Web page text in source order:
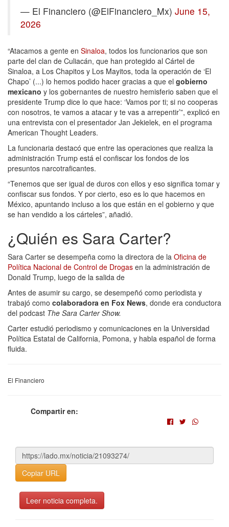
— El Financiero (@ElFinanciero_Mx) June 15,
2026
“Atacamos a gente en Sinaloa, todos los funcionarios que son
parte del clan de Culiacán, que han protegido al Cártel de
Sinaloa, a Los Chapitos y Los Mayitos, toda la operación de ‘El
Chapo’ (...) lo hemos podido hacer gracias a que el gobierno
mexicano y los gobernantes de nuestro hemisferio saben que el
presidente Trump dice lo que hace: ‘Vamos por ti; si no cooperas
con nosotros, te vamos a atacar y te vas a arrepentir’”, explicó en
una entrevista con el presentador Jan Jekielek, en el programa
American Thought Leaders.
La funcionaria destacó que entre las operaciones que realiza la
administración Trump está el confiscar los fondos de los
presuntos narcotraficantes.
“Tenemos que ser igual de duros con ellos y eso significa tomar y
confiscar sus fondos. Y por cierto, eso es lo que hacemos en
México, apuntando incluso a los que están en el gobierno y que
se han vendido a los cárteles”, añadió.
¿Quién es Sara Carter?
Sara Carter se desempeña como la directora de la Oficina de
Política Nacional de Control de Drogas en la administración de
Donald Trump, luego de la salida de
Antes de asumir su cargo, se desempeñó como periodista y
trabajó como colaboradora en Fox News, donde era conductora
del podcast The Sara Carter Show.
Carter estudió periodismo y comunicaciones en la Universidad
Política Estatal de California, Pomona, y habla español de forma
fluida.
El Financiero
Compartir en:
Copiar URL
Leer noticia completa.